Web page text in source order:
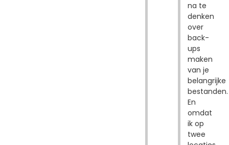
na te
denken
over
back-
ups
maken
van je
belangrijke
bestanden.
En
omdat
ik op
twee